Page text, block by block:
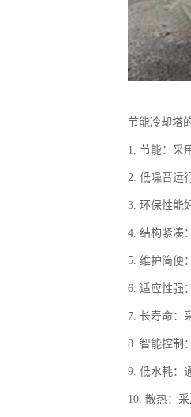
节能冷却塔
1. 节能：采
2. 低噪音运
3. 环保性能
4. 结构紧凑
5. 维护简便
6. 适应性强
7. 长寿命：
8. 智能控制
9. 低水耗：
10. 散热：